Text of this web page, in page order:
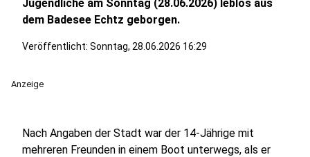
Jugendliche am Sonntag (28.06.2026) leblos aus
dem Badesee Echtz geborgen.
Veröffentlicht: Sonntag, 28.06.2026 16:29
Anzeige
Nach Angaben der Stadt war der 14-Jährige mit
mehreren Freunden in einem Boot unterwegs, als er